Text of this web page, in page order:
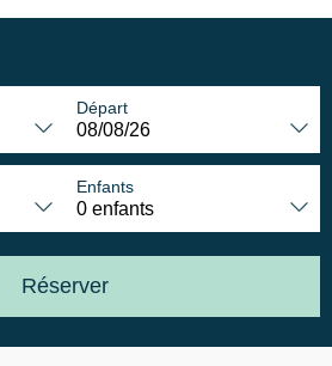
Départ
Enfants
Réserver